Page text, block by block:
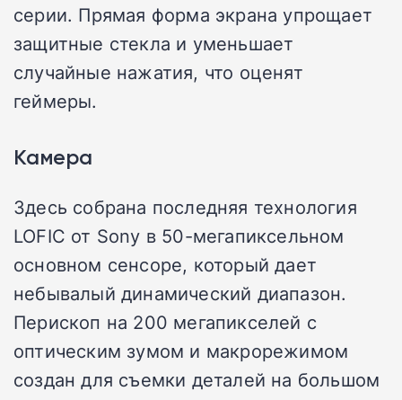
серии. Прямая форма экрана упрощает
защитные стекла и уменьшает
случайные нажатия, что оценят
геймеры.
Камера
Здесь собрана последняя технология
LOFIC от Sony в 50-мегапиксельном
основном сенсоре, который дает
небывалый динамический диапазон.
Перископ на 200 мегапикселей с
оптическим зумом и макрорежимом
создан для съемки деталей на большом